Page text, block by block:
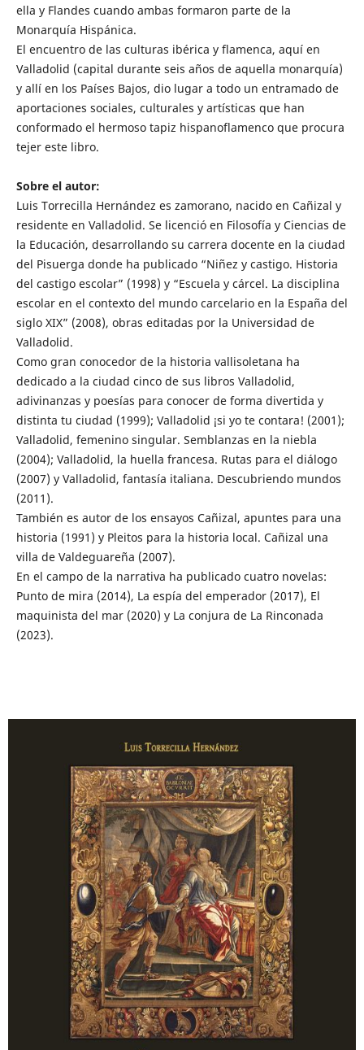
ella y Flandes cuando ambas formaron parte de la
Monarquía Hispánica.
El encuentro de las culturas ibérica y flamenca, aquí en
Valladolid (capital durante seis años de aquella monarquía)
y allí en los Países Bajos, dio lugar a todo un entramado de
aportaciones sociales, culturales y artísticas que han
conformado el hermoso tapiz hispanoflamenco que procura
tejer este libro.
Sobre el autor:
Luis Torrecilla Hernández es zamorano, nacido en Cañizal y
residente en Valladolid. Se licenció en Filosofía y Ciencias de
la Educación, desarrollando su carrera docente en la ciudad
del Pisuerga donde ha publicado “Niñez y castigo. Historia
del castigo escolar” (1998) y “Escuela y cárcel. La disciplina
escolar en el contexto del mundo carcelario en la España del
siglo XIX” (2008), obras editadas por la Universidad de
Valladolid.
Como gran conocedor de la historia vallisoletana ha
dedicado a la ciudad cinco de sus libros Valladolid,
adivinanzas y poesías para conocer de forma divertida y
distinta tu ciudad (1999); Valladolid ¡si yo te contara! (2001);
Valladolid, femenino singular. Semblanzas en la niebla
(2004); Valladolid, la huella francesa. Rutas para el diálogo
(2007) y Valladolid, fantasía italiana. Descubriendo mundos
(2011).
También es autor de los ensayos Cañizal, apuntes para una
historia (1991) y Pleitos para la historia local. Cañizal una
villa de Valdeguareña (2007).
En el campo de la narrativa ha publicado cuatro novelas:
Punto de mira (2014), La espía del emperador (2017), El
maquinista del mar (2020) y La conjura de La Rinconada
(2023).